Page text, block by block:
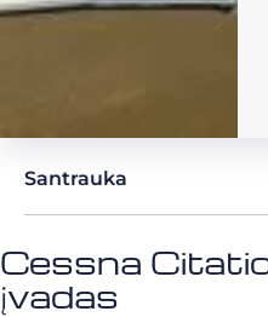
Santrauka
Cessna
įvadas